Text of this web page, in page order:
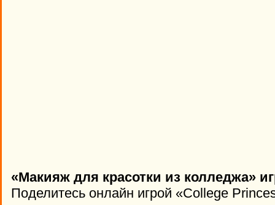
«Макияж для красотки из колледжа»
Поделитесь онлайн игрой «College